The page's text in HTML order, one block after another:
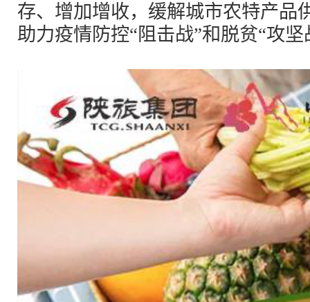
存、增加增收，缓解城市农特产品
助力疫情防控“阻击战”和脱贫“攻坚